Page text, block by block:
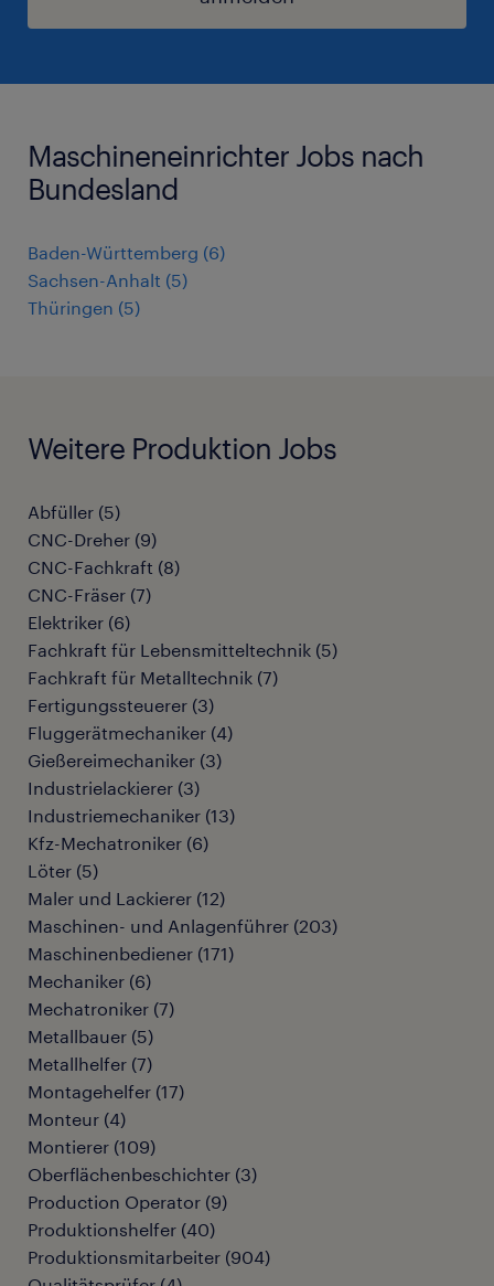
Maschineneinrichter Jobs nach
Bundesland
Baden-Württemberg (6)
Sachsen-Anhalt (5)
Thüringen (5)
Weitere Produktion Jobs
Abfüller (5)
CNC-Dreher (9)
CNC-Fachkraft (8)
CNC-Fräser (7)
Elektriker (6)
Fachkraft für Lebensmitteltechnik (5)
Fachkraft für Metalltechnik (7)
Fertigungssteuerer (3)
Fluggerätmechaniker (4)
Gießereimechaniker (3)
Industrielackierer (3)
Industriemechaniker (13)
Kfz-Mechatroniker (6)
Löter (5)
Maler und Lackierer (12)
Maschinen- und Anlagenführer (203)
Maschinenbediener (171)
Mechaniker (6)
Mechatroniker (7)
Metallbauer (5)
Metallhelfer (7)
Montagehelfer (17)
Monteur (4)
Montierer (109)
Oberflächenbeschichter (3)
Production Operator (9)
Produktionshelfer (40)
Produktionsmitarbeiter (904)